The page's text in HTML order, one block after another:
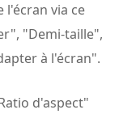
l'écran via ce
"Demi-taille",
à l'écran".
d'aspect"